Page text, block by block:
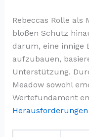
Rebeccas Rolle
bloßen Schutz
darum, eine innige
aufzubauen,
Unterstützung.
Meadow sowohl
Wertefundament
Herausforderungen